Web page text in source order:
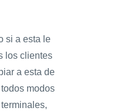
si a esta le
los clientes
a esta de
modos